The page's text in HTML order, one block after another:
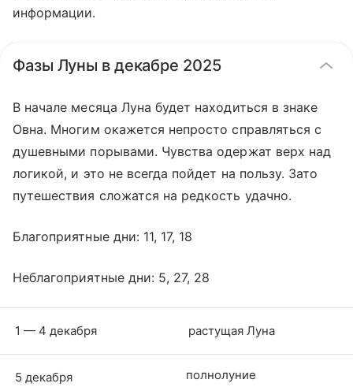
информации.
Фазы Луны в декабре 2025
В начале месяца Луна будет находиться в знаке
Овна. Многим окажется непросто справляться с
душевными порывами. Чувства одержат верх над
логикой, и это не всегда пойдет на пользу. Зато
путешествия сложатся на редкость удачно.
Благоприятные дни: 11, 17, 18
Неблагоприятные дни: 5, 27, 28
1 — 4 декабря растущая Луна
5 декабря полнолуние